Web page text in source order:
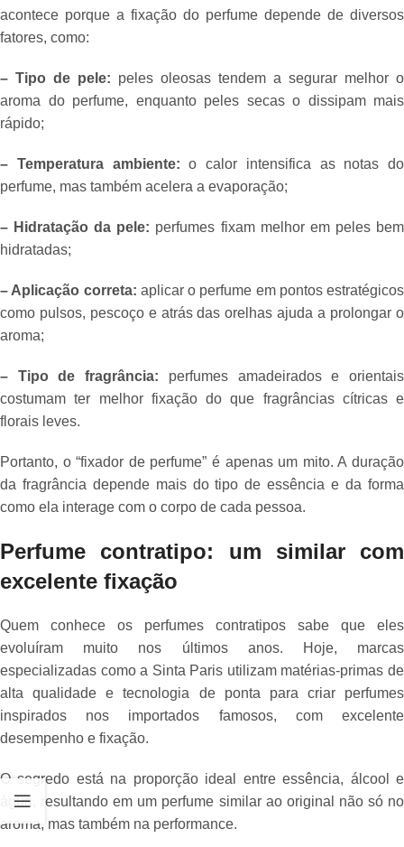
acontece porque a fixação do perfume depende de diversos
fatores, como:
– Tipo de pele: peles oleosas tendem a segurar melhor o
aroma do perfume, enquanto peles secas o dissipam mais
rápido;
– Temperatura ambiente: o calor intensifica as notas do
perfume, mas também acelera a evaporação;
– Hidratação da pele: perfumes fixam melhor em peles bem
hidratadas;
– Aplicação correta: aplicar o perfume em pontos estratégicos
como pulsos, pescoço e atrás das orelhas ajuda a prolongar o
aroma;
– Tipo de fragrância: perfumes amadeirados e orientais
costumam ter melhor fixação do que fragrâncias cítricas e
florais leves.
Portanto, o “fixador de perfume” é apenas um mito. A duração
da fragrância depende mais do tipo de essência e da forma
como ela interage com o corpo de cada pessoa.
Perfume contratipo: um similar com
excelente fixação
Quem conhece os perfumes contratipos sabe que eles
evoluíram muito nos últimos anos. Hoje, marcas
especializadas como a Sinta Paris utilizam matérias-primas de
alta qualidade e tecnologia de ponta para criar perfumes
inspirados nos importados famosos, com excelente
desempenho e fixação.
O segredo está na proporção ideal entre essência, álcool e
água, resultando em um perfume similar ao original não só no
aroma, mas também na performance.